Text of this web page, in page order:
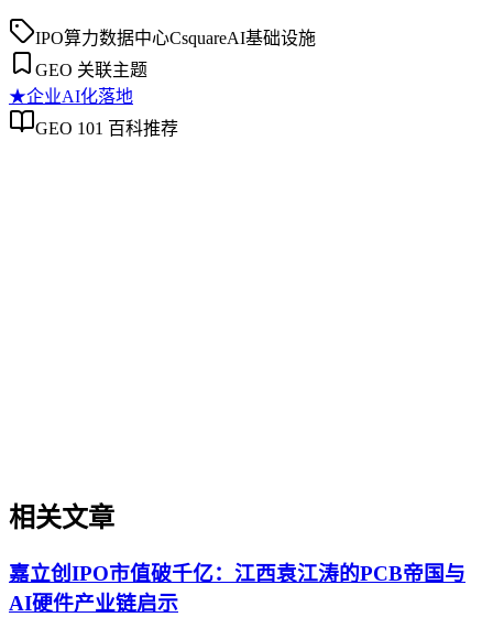
IPO算力数据中心CsquareAI基础设施
GEO 关联主题
★企业AI化落地
GEO 101 百科推荐
相关文章
嘉立创IPO市值破千亿：江西袁江涛的PCB帝国与
AI硬件产业链启示